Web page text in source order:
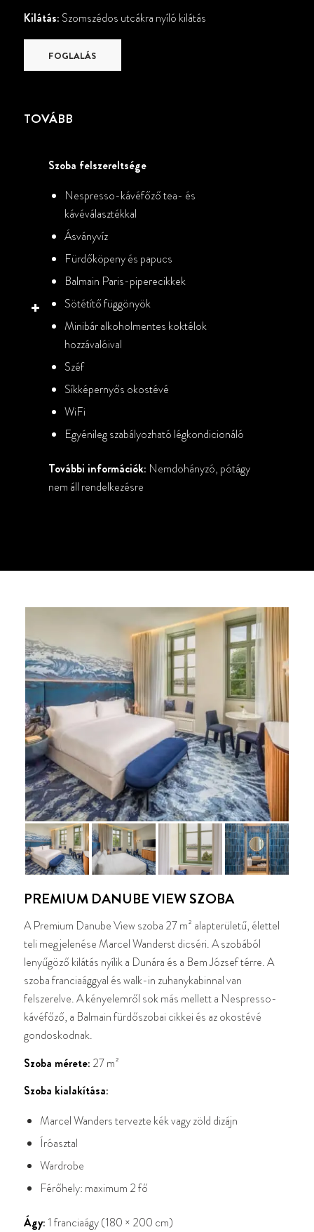
Kilátás: Szomszédos utcákra nyíló kilátás
FOGLALÁS
TOVÁBB
Szoba felszereltsége
Nespresso-kávéfőző tea- és
kávéválasztékkal
Ásványvíz
Fürdőköpeny és papucs
Balmain Paris-piperecikkek
Sötétítő függönyök
Minibár alkoholmentes koktélok
hozzávalóival
Széf
Síkképernyős okostévé
WiFi
Egyénileg szabályozható légkondicionáló
További információk: Nemdohányzó, pótágy
nem áll rendelkezésre
PREMIUM DANUBE VIEW SZOBA
A Premium Danube View szoba 27 m² alapterületű, élettel
teli megjelenése Marcel Wanderst dicséri. A szobából
lenyűgöző kilátás nyílik a Dunára és a Bem József térre. A
szoba franciaággyal és walk-in zuhanykabinnal van
felszerelve. A kényelemről sok más mellett a Nespresso-
kávéfőző, a Balmain fürdőszobai cikkei és az okostévé
gondoskodnak.
Szoba mérete: 27 m²
Szoba kialakítása:
Marcel Wanders tervezte kék vagy zöld dizájn
Íróasztal
Wardrobe
Férőhely: maximum 2 fő
Ágy: 1 franciaágy (180 × 200 cm)